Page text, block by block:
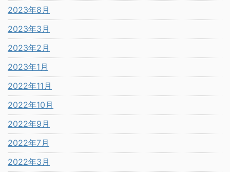
2023年8月
2023年3月
2023年2月
2023年1月
2022年11月
2022年10月
2022年9月
2022年7月
2022年3月